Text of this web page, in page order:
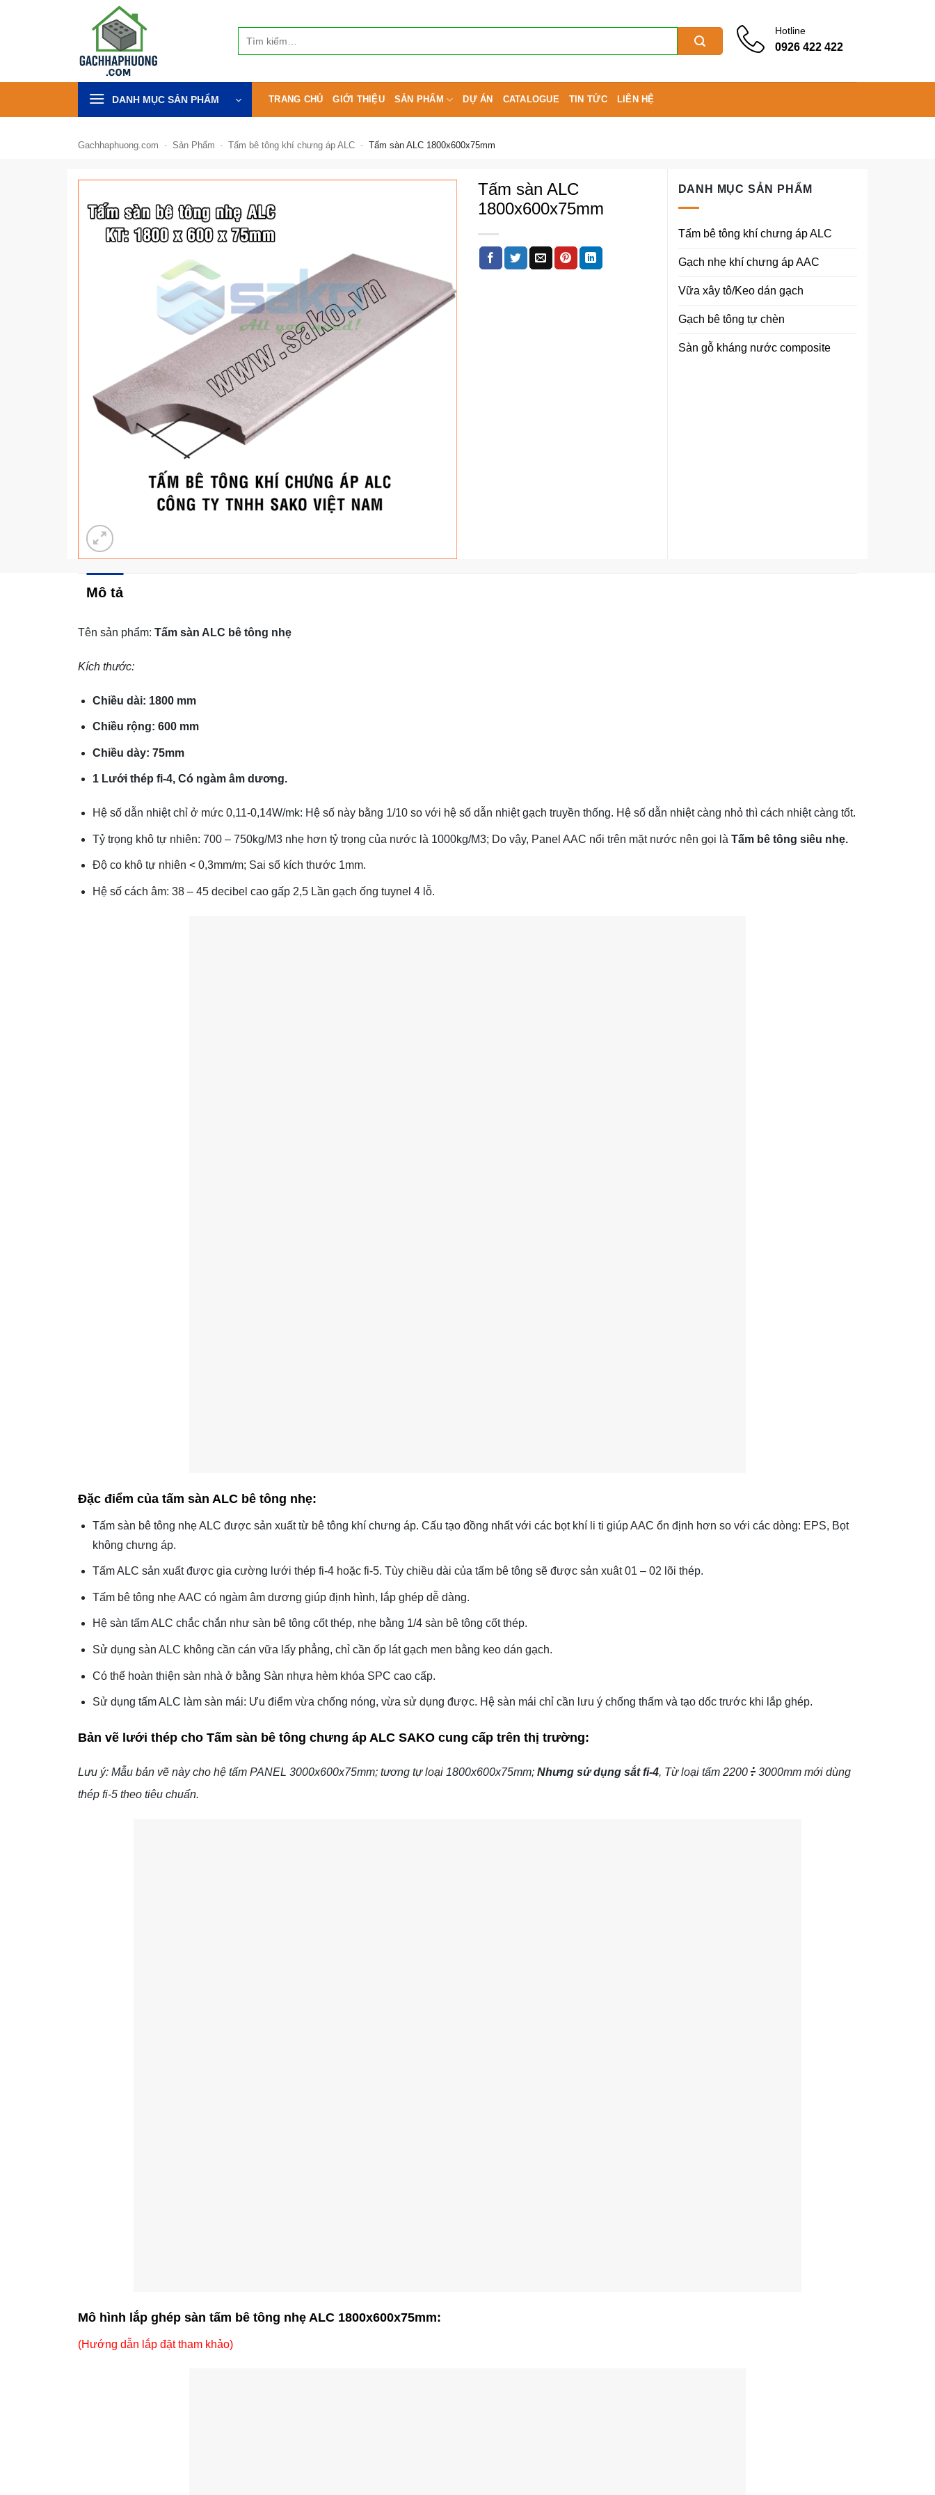
Hotline
0926 422 422
DANH MỤC SẢN PHẨM TRANG CHỦ GIỚI THIỆU SẢN PHẨM DỰ ÁN CATALOGUE TIN TỨC LIÊN HỆ
Gachhaphuong.com - Sản Phẩm - Tấm bê tông khí chưng áp ALC - Tấm sàn ALC 1800x600x75mm
Tấm sàn ALC
1800x600x75mm
DANH MỤC SẢN PHẨM
Tấm bê tông khí chưng áp ALC
Gạch nhẹ khí chưng áp AAC
Vữa xây tô/Keo dán gạch
Gạch bê tông tự chèn
Sàn gỗ kháng nước composite
Mô tả
Tên sản phẩm: Tấm sàn ALC bê tông nhẹ
Kích thước:
Chiều dài: 1800 mm
Chiều rộng: 600 mm
Chiều dày: 75mm
1 Lưới thép fi-4, Có ngàm âm dương.
Hệ số dẫn nhiệt chỉ ở mức 0,11-0,14W/mk: Hệ số này bằng 1/10 so với hệ số dẫn nhiệt gạch truyền thống. Hệ số dẫn nhiệt càng nhỏ thì cách nhiệt càng tốt.
Tỷ trọng khô tự nhiên: 700 – 750kg/M3 nhẹ hơn tỷ trọng của nước là 1000kg/M3; Do vậy, Panel AAC nổi trên mặt nước nên gọi là Tấm bê tông siêu nhẹ.
Độ co khô tự nhiên < 0,3mm/m; Sai số kích thước 1mm.
Hệ số cách âm: 38 – 45 decibel cao gấp 2,5 Lần gạch ống tuynel 4 lỗ.
Đặc điểm của tấm sàn ALC bê tông nhẹ:
Tấm sàn bê tông nhẹ ALC được sản xuất từ bê tông khí chưng áp. Cấu tạo đồng nhất với các bọt khí li ti giúp AAC ổn định hơn so với các dòng: EPS, Bọt
không chưng áp.
Tấm ALC sản xuất được gia cường lưới thép fi-4 hoặc fi-5. Tùy chiều dài của tấm bê tông sẽ được sản xuât 01 – 02 lõi thép.
Tấm bê tông nhẹ AAC có ngàm âm dương giúp định hình, lắp ghép dễ dàng.
Hệ sàn tấm ALC chắc chắn như sàn bê tông cốt thép, nhẹ bằng 1/4 sàn bê tông cốt thép.
Sử dụng sàn ALC không cần cán vữa lấy phẳng, chỉ cần ốp lát gạch men bằng keo dán gạch.
Có thể hoàn thiện sàn nhà ở bằng Sàn nhựa hèm khóa SPC cao cấp.
Sử dụng tấm ALC làm sàn mái: Ưu điểm vừa chống nóng, vừa sử dụng được. Hệ sàn mái chỉ cần lưu ý chống thấm và tạo dốc trước khi lắp ghép.
Bản vẽ lưới thép cho Tấm sàn bê tông chưng áp ALC SAKO cung cấp trên thị trường:
Lưu ý: Mẫu bản vẽ này cho hệ tấm PANEL 3000x600x75mm; tương tự loại 1800x600x75mm; Nhưng sử dụng sắt fi-4, Từ loại tấm 2200 : 3000mm mới dùng
thép fi-5 theo tiêu chuẩn.
Mô hình lắp ghép sàn tấm bê tông nhẹ ALC 1800x600x75mm:
(Hướng dẫn lắp đặt tham khảo)